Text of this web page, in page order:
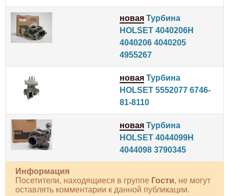
новая Турбина
HOLSET 4040206H
4040206 4040205
4955267
новая Турбина
HOLSET 5552077 6746-
81-8110
новая Турбина
HOLSET 4044099H
4044098 3790345
Информация
Посетители, находящиеся в группе Гости, не могут
оставлять комментарии к данной публикации.